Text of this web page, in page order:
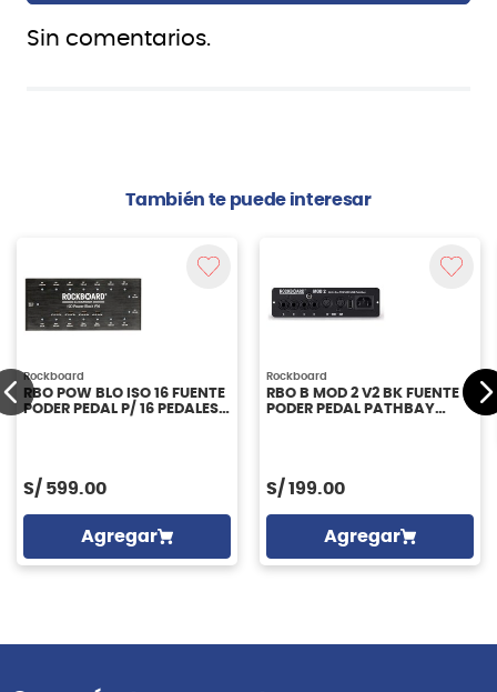
Sin comentarios.
También te puede interesar
Rockboard
RBO POW BLO ISO 16 FUENTE
PODER PEDAL P/ 16 PEDALES
S/ 599.00
Agregar
Rockboard
RBO B MOD 2 V2 BK FUENTE
PODER PEDAL PATHBAY
S/ 199.00
Agregar